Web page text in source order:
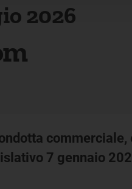
2026
7 gennaio